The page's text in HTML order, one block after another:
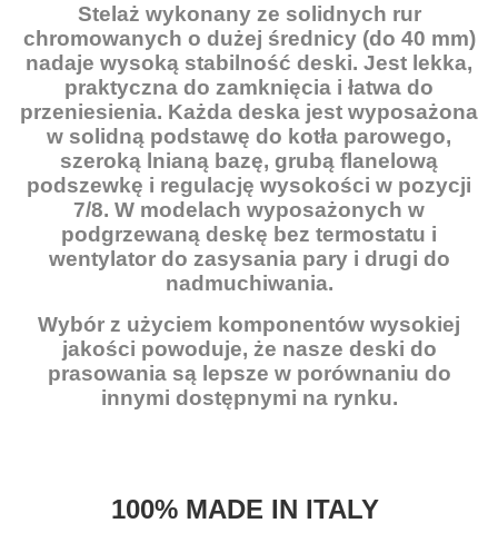
Stelaż wykonany ze solidnych rur
chromowanych o dużej średnicy (do 40 mm)
nadaje wysoką stabilność deski. Jest lekka,
praktyczna do zamknięcia i łatwa do
przeniesienia. Każda deska jest wyposażona
w solidną podstawę do kotła parowego,
szeroką lnianą bazę, grubą flanelową
podszewkę i regulację wysokości w pozycji
7/8. W modelach wyposażonych w
podgrzewaną deskę bez termostatu i
wentylator do zasysania pary i drugi do
nadmuchiwania.
Wybór z użyciem komponentów wysokiej
jakości powoduje, że nasze deski do
prasowania są lepsze w porównaniu do
innymi dostępnymi na rynku.
100% MADE IN ITALY